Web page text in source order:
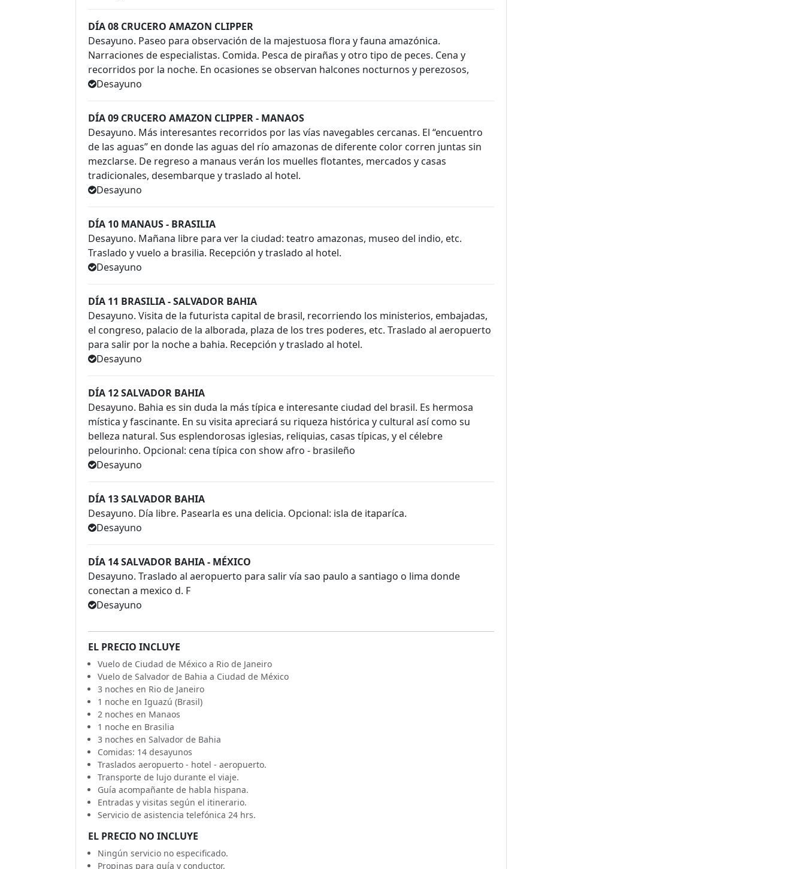
DÍA 08 CRUCERO AMAZON CLIPPER
Desayuno. Paseo para observación de la majestuosa flora y fauna amazónica.
Narraciones de especialistas. Comida. Pesca de pirañas y otro tipo de peces. Cena y
recorridos por la noche. En ocasiones se observan halcones nocturnos y perezosos,
Desayuno
DÍA 09 CRUCERO AMAZON CLIPPER - MANAOS
Desayuno. Más interesantes recorridos por las vías navegables cercanas. El “encuentro
de las aguas” en donde las aguas del río amazonas de diferente color corren juntas sin
mezclarse. De regreso a manaus verán los muelles flotantes, mercados y casas
tradicionales, desembarque y traslado al hotel.
Desayuno
DÍA 10 MANAUS - BRASILIA
Desayuno. Mañana libre para ver la ciudad: teatro amazonas, museo del indio, etc.
Traslado y vuelo a brasilia. Recepción y traslado al hotel.
Desayuno
DÍA 11 BRASILIA - SALVADOR BAHIA
Desayuno. Visita de la futurista capital de brasil, recorriendo los ministerios, embajadas,
el congreso, palacio de la alborada, plaza de los tres poderes, etc. Traslado al aeropuerto
para salir por la noche a bahia. Recepción y traslado al hotel.
Desayuno
DÍA 12 SALVADOR BAHIA
Desayuno. Bahia es sin duda la más típica e interesante ciudad del brasil. Es hermosa
mística y fascinante. En su visita apreciará su riqueza histórica y cultural así como su
belleza natural. Sus esplendorosas iglesias, reliquias, casas típicas, y el célebre
pelourinho. Opcional: cena típica con show afro - brasileño
Desayuno
DÍA 13 SALVADOR BAHIA
Desayuno. Día libre. Pasearla es una delicia. Opcional: isla de itaparíca.
Desayuno
DÍA 14 SALVADOR BAHIA - MÉXICO
Desayuno. Traslado al aeropuerto para salir vía sao paulo a santiago o lima donde
conectan a mexico d. F
Desayuno
EL PRECIO INCLUYE
Vuelo de Ciudad de México a Rio de Janeiro
Vuelo de Salvador de Bahia a Ciudad de México
3 noches en Rio de Janeiro
1 noche en Iguazú (Brasil)
2 noches en Manaos
1 noche en Brasilia
3 noches en Salvador de Bahia
Comidas: 14 desayunos
Traslados aeropuerto - hotel - aeropuerto.
Transporte de lujo durante el viaje.
Guía acompañante de habla hispana.
Entradas y visitas según el itinerario.
Servicio de asistencia telefónica 24 hrs.
EL PRECIO NO INCLUYE
Ningún servicio no especificado.
Propinas para guía y conductor.